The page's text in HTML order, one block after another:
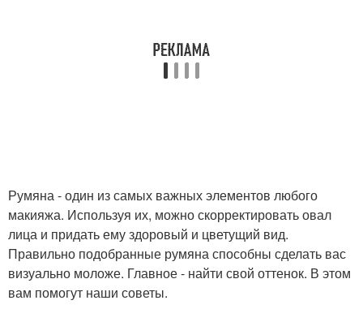
Румяна - один из самых важных элементов любого
макияжа. Используя их, можно скорректировать овал
лица и придать ему здоровый и цветущий вид.
Правильно подобранные румяна способны сделать вас
визуально моложе. Главное - найти свой оттенок. В этом
вам помогут наши советы.